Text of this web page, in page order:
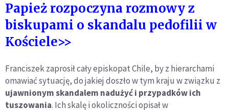
Papież rozpoczyna rozmowy z
biskupami o skandalu pedofilii w
Kościele>>
Franciszek zaprosił cały episkopat Chile, by z hierarchami
omawiać sytuację, do jakiej doszło w tym kraju w związku z
ujawnionym skandalem nadużyć i przypadków ich
tuszowania. Ich skalę i okoliczności opisał w